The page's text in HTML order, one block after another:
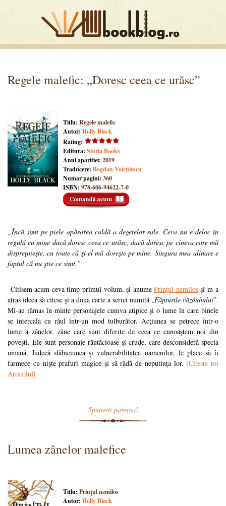
Regele malefic: „Doresc ceea ce urăsc”
Titlu: Regele malefic
Autor: Holly Black
Rating:
Editura: Storia Books
Anul aparitiei: 2019
Traducere: Bogdan Voiculescu
Numar pagini: 360
ISBN: 978-606-94622-7-0
„Încă simt pe piele apăsarea caldă a degetelor sale. Ceva nu e deloc în
regulă cu mine dacă doresc ceea ce urăsc, dacă doresc pe cineva care mă
dispreţuieşte, cu toate că şi el mă doreşte pe mine. Singura mea alinare e
faptul că nu ştie ce simt.”
Citisem acum ceva timp primul volum, şi anumePrinţul nemilosşi m-a
atras ideea să citesc şi a doua carte a seriei numită „Făpturile văzduhului”.
Mi-au rămas în minte personajele cumva atipice şi o lume în care binele
se intercala cu răul într-un mod tulburător. Acţiunea se petrece într-o
lume a zânelor, zâne care sunt diferite de ceea ce cunoaştem noi din
poveşti. Ele sunt personaje răutăcioase şi crude, care desconsideră specia
umană. Judecă slăbiciunea şi vulnerabilitatea oamenilor, le place să îi
farmece cu nişte prafuri magice şi să râdă de neputinţa lor. [Citeste tot
Articolul]
Spune-ti parerea!
Lumea zânelor malefice
Titlu: Prințul nemilos
Autor: Holly Black